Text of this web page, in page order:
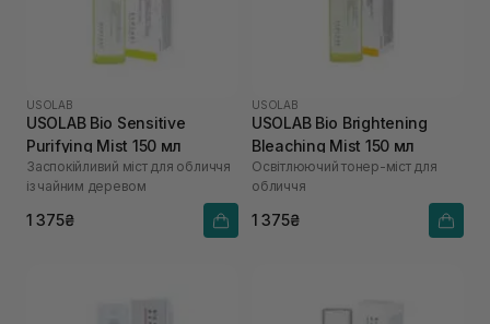
USOLAB
USOLAB Bio Sensitive
Purifying Mist 150 мл
Заспокійливий міст для обличчя
із чайним деревом
1 375₴
USOLAB
USOLAB Bio Brightening
Bleaching Mist 150 мл
Освітлюючий тонер-міст для
обличчя
1 375₴